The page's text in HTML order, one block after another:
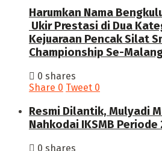
Harumkan Nama
Ukir Prestasi di Dua
Kejuaraan Pencak Silat
Championship Se-
0 shares
Share 0 Tweet 0
Resmi Dilantik, Mulyadi
Nahkodai IKSMB Periode
0 shares